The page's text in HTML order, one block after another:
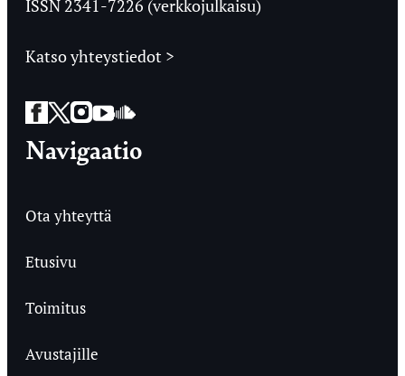
ISSN 2341-7226 (verkkojulkaisu)
Katso yhteystiedot >
Facebook
Twitter
Instagram
YouTube
SoundCloud
Navigaatio
Ota yhteyttä
Etusivu
Toimitus
Avustajille